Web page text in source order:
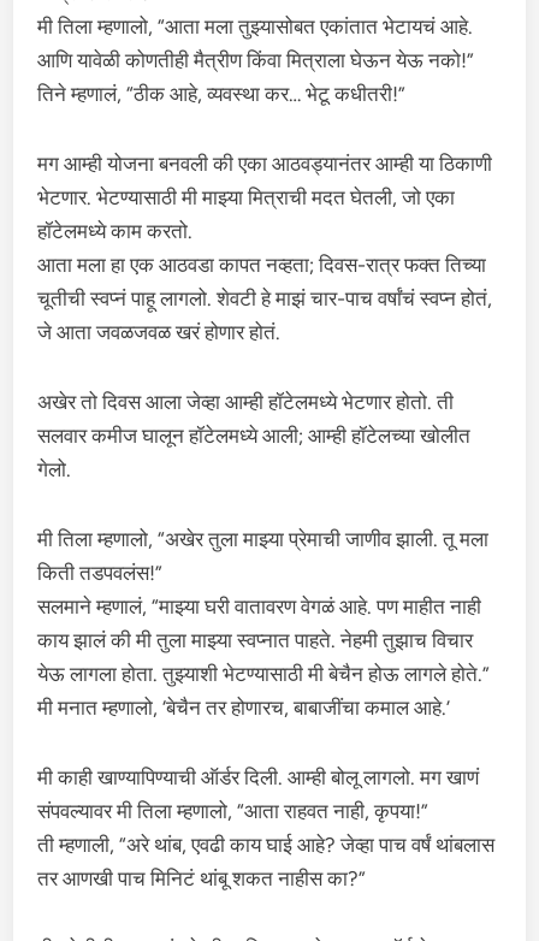
मी तिला म्हणालो, “आता मला तुझ्यासोबत एकांतात भेटायचं आहे.
आणि यावेळी कोणतीही मैत्रीण किंवा मित्राला घेऊन येऊ नको!”
तिने म्हणालं, “ठीक आहे, व्यवस्था कर… भेटू कधीतरी!”
मग आम्ही योजना बनवली की एका आठवड्यानंतर आम्ही या ठिकाणी
भेटणार. भेटण्यासाठी मी माझ्या मित्राची मदत घेतली, जो एका
हॉटेलमध्ये काम करतो.
आता मला हा एक आठवडा कापत नव्हता; दिवस-रात्र फक्त तिच्या
चूतीची स्वप्नं पाहू लागलो. शेवटी हे माझं चार-पाच वर्षांचं स्वप्न होतं,
जे आता जवळजवळ खरं होणार होतं.
अखेर तो दिवस आला जेव्हा आम्ही हॉटेलमध्ये भेटणार होतो. ती
सलवार कमीज घालून हॉटेलमध्ये आली; आम्ही हॉटेलच्या खोलीत
गेलो.
मी तिला म्हणालो, “अखेर तुला माझ्या प्रेमाची जाणीव झाली. तू मला
किती तडपवलंस!”
सलमाने म्हणालं, “माझ्या घरी वातावरण वेगळं आहे. पण माहीत नाही
काय झालं की मी तुला माझ्या स्वप्नात पाहते. नेहमी तुझाच विचार
येऊ लागला होता. तुझ्याशी भेटण्यासाठी मी बेचैन होऊ लागले होते.”
मी मनात म्हणालो, ‘बेचैन तर होणारच, बाबाजींचा कमाल आहे.’
मी काही खाण्यापिण्याची ऑर्डर दिली. आम्ही बोलू लागलो. मग खाणं
संपवल्यावर मी तिला म्हणालो, “आता राहवत नाही, कृपया!”
ती म्हणाली, “अरे थांब, एवढी काय घाई आहे? जेव्हा पाच वर्षं थांबलास
तर आणखी पाच मिनिटं थांबू शकत नाहीस का?”